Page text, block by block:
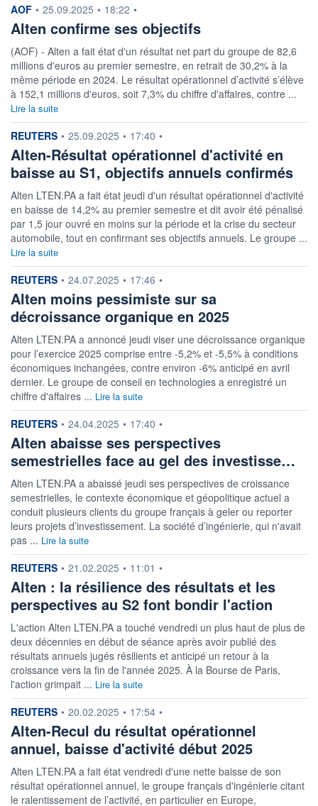
information fournie par
AOF • 25.09.2025 • 18:22 •
Alten confirme ses objectifs
(AOF) - Alten a fait état d'un résultat net part du groupe de 82,6
millions d'euros au premier semestre, en retrait de 30,2% à la
même période en 2024. Le résultat opérationnel d’activité s’élève
à 152,1 millions d'euros, soit 7,3% du chiffre d'affaires, contre ...
Lire la suite
information fournie par
REUTERS • 25.09.2025 • 17:40 •
Alten-Résultat opérationnel d'activité en
baisse au S1, objectifs annuels confirmés
Alten LTEN.PA a fait état jeudi d'un résultat opérationnel d'activité
en baisse de 14,2% au premier semestre et dit avoir été pénalisé
par 1,5 jour ouvré en moins sur la période et la crise du secteur
automobile, tout en confirmant ses objectifs annuels. Le groupe ...
Lire la suite
information fournie par
REUTERS • 24.07.2025 • 17:46 •
Alten moins pessimiste sur sa
décroissance organique en 2025
Alten LTEN.PA a annoncé jeudi viser une décroissance organique
pour l’exercice 2025 comprise entre -5,2% et -5,5% à conditions
économiques inchangées, contre environ -6% anticipé en avril
dernier. Le groupe de conseil en technologies a enregistré un
chiffre d'affaires ... Lire la suite
information fournie par
REUTERS • 24.04.2025 • 17:40 •
Alten abaisse ses perspectives
semestrielles face au gel des investisse…
Alten LTEN.PA a abaissé jeudi ses perspectives de croissance
semestrielles, le contexte économique et géopolitique actuel a
conduit plusieurs clients du groupe français à geler ou reporter
leurs projets d’investissement. La société d’ingénierie, qui n'avait
pas ... Lire la suite
information fournie par
REUTERS • 21.02.2025 • 11:01 •
Alten : la résilience des résultats et les
perspectives au S2 font bondir l'action
L'action Alten LTEN.PA a touché vendredi un plus haut de plus de
deux décennies en début de séance après avoir publié des
résultats annuels jugés résilients et anticipé un retour à la
croissance vers la fin de l'année 2025. À la Bourse de Paris,
l'action grimpait ... Lire la suite
information fournie par
REUTERS • 20.02.2025 • 17:54 •
Alten-Recul du résultat opérationnel
annuel, baisse d'activité début 2025
Alten LTEN.PA a fait état vendredi d'une nette baisse de son
résultat opérationnel annuel, le groupe français d'ingénierie citant
le ralentissement de l’activité, en particulier en Europe,